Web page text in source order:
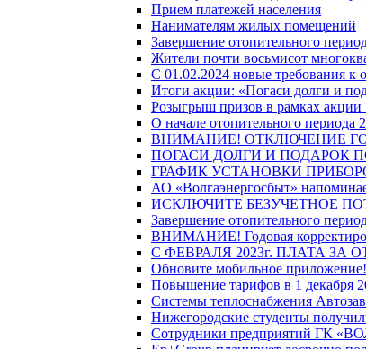
Прием платежей населения
Нанимателям жилых помещений
Завершение отопительного
Жители почти восьмисот
С 01.02.2024 новые требования к
Итоги акции: «Погаси долги и
Розыгрыш призов в рамках
О начале отопительного периода
ВНИМАНИЕ! ОТКЛЮЧЕНИЕ
ПОГАСИ ДОЛГИ И ПОДАРОК
ГРАФИК УСТАНОВКИ
АО «Волгаэнергосбыт»
ИСКЛЮЧИТЕ БЕЗУЧЕТНОЕ
Завершение отопительного
ВНИМАНИЕ! Годовая
С ФЕВРАЛЯ 2023г. ПЛАТА
Обновите мобильное приложение!
Повышение тарифов в 1 декабря
Системы теплоснабжения
Нижегородские студенты
Сотрудники предприятий ГК